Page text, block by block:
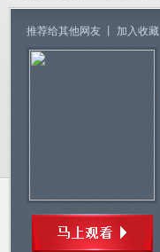
推荐给其他网友 加入收藏